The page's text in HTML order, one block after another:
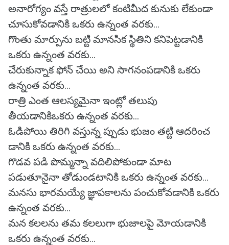
అనారోగ్యం వస్తే రాత్రులలో కంటిమీద కునుకు లేకుండా
చూసుకోవడానికి ఒకరు ఉన్నంత వరకు...
గొంతు మార్పును బట్టి మానసిక స్థితిని కనిపెట్టడానికి
ఒకరు ఉన్నంత వరకు...
చేరుకున్నాక ఫోన్ చేయి అని సాగనంపడానికి ఒకరు
ఉన్నంత వరకు...
రాత్రి ఎంత ఆలస్యమైనా ఇంట్లో తలుపు
తీయడానికిఒకరు ఉన్నంత వరకు...
ఓడిపోయి తిరిగి వస్తున్న ప్పుడు భుజం తట్టి ఆదరించ
డానికి ఒకరు ఉన్నంత వరకు...
గొడవ పడి పొమ్మన్నా వదిలిపోకుండా మాట
పడుతూనైనా తోడుండటానికి ఒకరు ఉన్నంత వరకు...
మనసు భారమయ్యే జ్ఞాపకాలను పంచుకోవడానికి ఒకరు
ఉన్నంత వరకు...
మన కలలను తమ కలలుగా భుజాలపై మోయడానికి
ఒకరు ఉన్నంత వరకు...